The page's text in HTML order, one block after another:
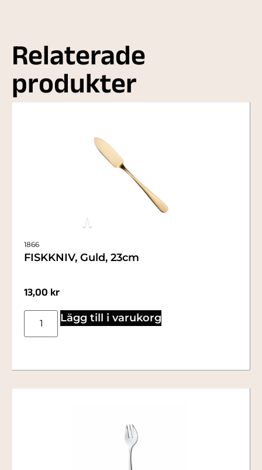
Relaterade
produkter
1866
FISKKNIV, Guld, 23cm
13,00 kr
Lägg till i varukorg